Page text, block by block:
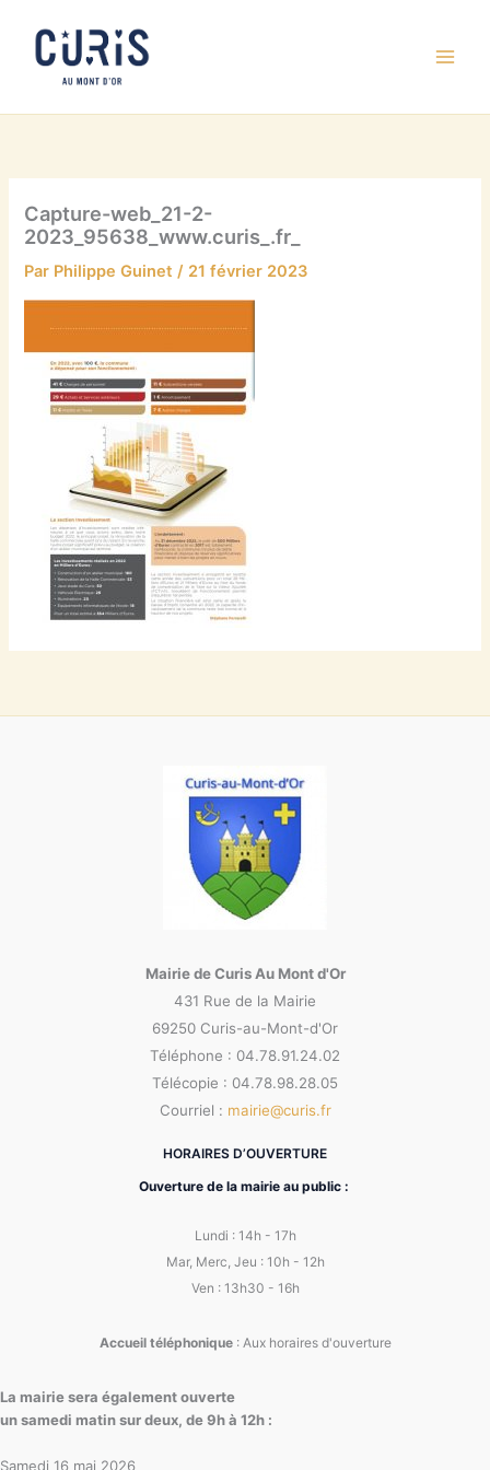
contenu
Capture-web_21-2-
2023_95638_www.curis_.fr_
Par Philippe Guinet/ 21 février 2023
Mairie de Curis Au Mont d'Or
431 Rue de la Mairie
69250 Curis-au-Mont-d'Or
Téléphone : 04.78.91.24.02
Télécopie : 04.78.98.28.05
Courriel : mairie@curis.fr
HORAIRES D’OUVERTURE
Ouverture de la mairie au public :
Lundi : 14h - 17h
Mar, Merc, Jeu : 10h - 12h
Ven : 13h30 - 16h
Accueil téléphonique: Aux horaires d'ouverture
La mairie sera également ouverte
un samedi matin sur deux, de 9h à 12h :
Samedi 16 mai 2026